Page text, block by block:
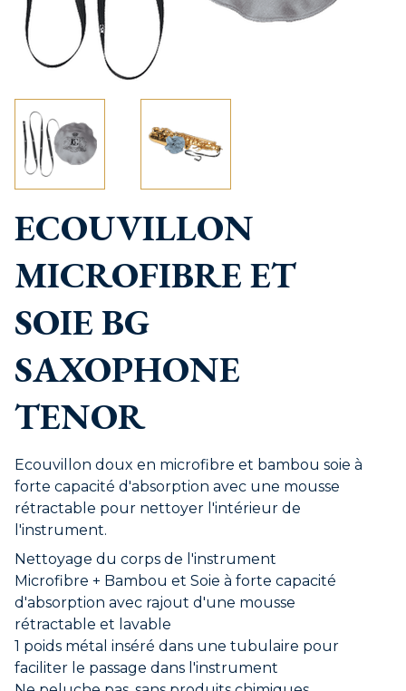
ECOUVILLON
MICROFIBRE ET
SOIE BG
SAXOPHONE
TENOR
Ecouvillon doux en microfibre et bambou soie à
forte capacité d'absorption avec une mousse
rétractable pour nettoyer l'intérieur de
l'instrument.
Nettoyage du corps de l'instrument
Microfibre + Bambou et Soie à forte capacité
d'absorption avec rajout d'une mousse
rétractable et lavable
1 poids métal inséré dans une tubulaire pour
faciliter le passage dans l'instrument